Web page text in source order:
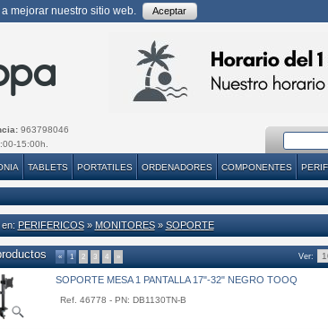
mejorar nuestro sitio web. Aceptar
963798046
15:00h.
TABLETS PORTATILES ORDENADORES COMPONENTES
PERIFERICOS» MONITORES» SOPORTE
« 1 2 3 4 » Ver:
SOPORTE MESA 1 PANTALLA 17"-32" NEGRO TOOQ
Ref. 46778 - PN: DB1130TN-B